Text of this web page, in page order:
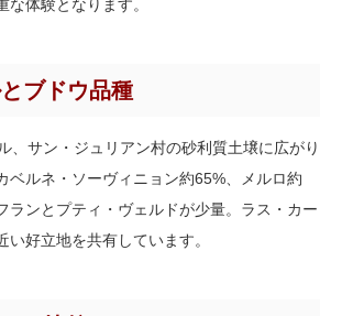
体験となります。
ブドウ品種
、サン・ジュリアン村の砂利質土壌に広がり
ベルネ・ソーヴィニョン約65%、メルロ約
ランとプティ・ヴェルドが少量。ラス・カー
い好立地を共有しています。